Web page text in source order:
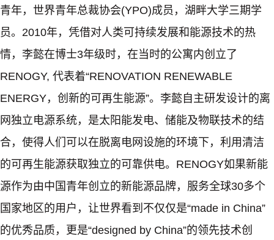
青年，世界青年总裁协会(YPO)成员，湖畔大学三期学
员。2010年，凭借对人类可持续发展和能源技术的热
情，李懿在博士3年级时，在当时的公寓内创立了
RENOGY, 代表着“RENOVATION RENEWABLE
ENERGY，创新的可再生能源”。李懿自主研发设计的离
网独立电源系统，是太阳能发电、储能及物联技术的结
合，使得人们可以在脱离电网设施的环境下，利用清洁
的可再生能源获取独立的可靠供电。RENOGY如果新能
源作为由中国青年创立的新能源品牌，服务全球30多个
国家地区的用户，让世界看到不仅仅是“made in China”
的优秀品质，更是“designed by China”的领先技术创